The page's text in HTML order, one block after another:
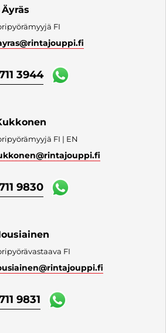
FI
@rintajouppi.fi
3944
FI | EN
@rintajouppi.fi
9830
FI
@rintajouppi.fi
9831